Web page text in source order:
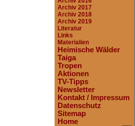
Archiv 2017
Archiv 2018
Archiv 2019
Literatur
Links
Materialien
Heimische Wälder
Taiga
Tropen
Aktionen
TV-Tipps
Newsletter
Kontakt / Impressum
Datenschutz
Sitemap
Home